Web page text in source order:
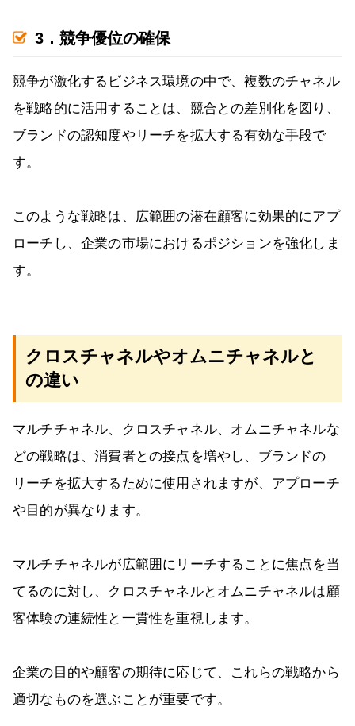
3．競争優位の確保
競争が激化するビジネス環境の中で、複数のチャネル
を戦略的に活用することは、競合との差別化を図り、
ブランドの認知度やリーチを拡大する有効な手段で
す。
このような戦略は、広範囲の潜在顧客に効果的にアプ
ローチし、企業の市場におけるポジションを強化しま
す。
クロスチャネルやオムニチャネルと
の違い
マルチチャネル、クロスチャネル、オムニチャネルな
どの戦略は、消費者との接点を増やし、ブランドの
リーチを拡大するために使用されますが、アプローチ
や目的が異なります。
マルチチャネルが広範囲にリーチすることに焦点を当
てるのに対し、クロスチャネルとオムニチャネルは顧
客体験の連続性と一貫性を重視します。
企業の目的や顧客の期待に応じて、これらの戦略から
適切なものを選ぶことが重要です。